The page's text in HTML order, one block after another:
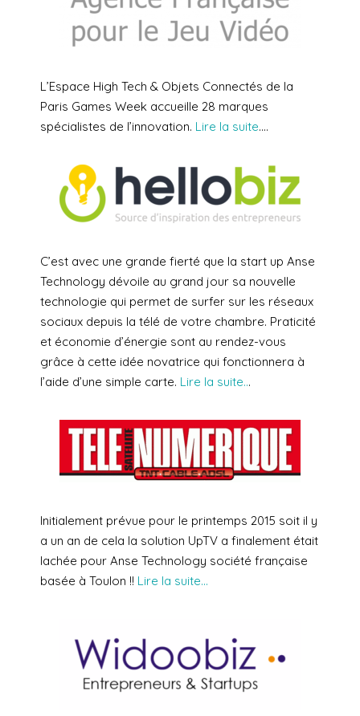
L’Espace High Tech & Objets Connectés de la
Paris Games Week accueille 28 marques
spécialistes de l’innovation. Lire la suite….
C’est avec une grande fierté que la start up Anse
Technology dévoile au grand jour sa nouvelle
technologie qui permet de surfer sur les réseaux
sociaux depuis la télé de votre chambre. Praticité
et économie d’énergie sont au rendez-vous
grâce à cette idée novatrice qui fonctionnera à
l’aide d’une simple carte. Lire la suite...
Initialement prévue pour le printemps 2015 soit il y
a un an de cela la solution UpTV a finalement était
lachée pour Anse Technology société française
basée à Toulon !! Lire la suite…